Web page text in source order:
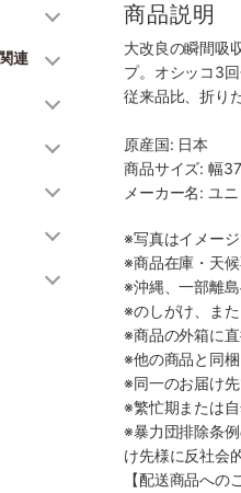
連
商品説明
大改良の瞬間吸
プ。オシッコ3
従来品比、折り
原産国: 日本
商品サイズ: 幅
メーカー名: ユ
※写真はイメー
※商品在庫・天
※沖縄、一部離島
※のしがけ、ま
※商品の外箱に
※他の商品と同
※同一のお届け
※繁忙期または
※暴力団排除条
け先様に反社会
【配送商品への